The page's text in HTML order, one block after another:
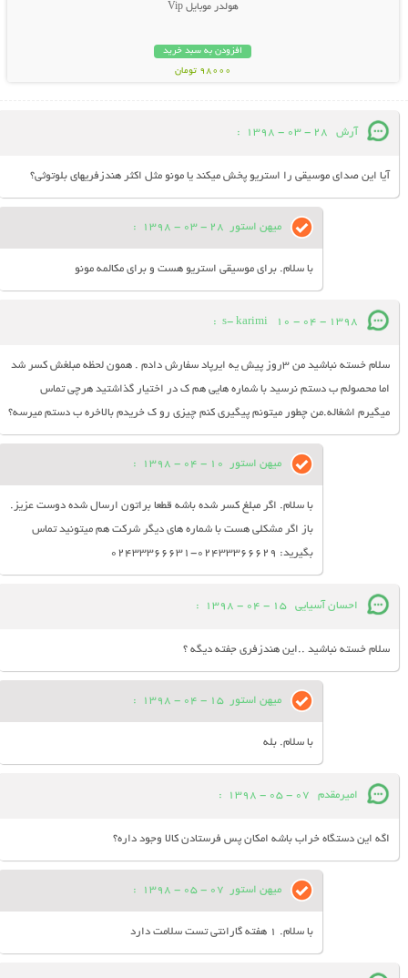
هولدر موبایل Vip
افزودن به سبد خرید
98000 تومان
آرش 28 - 03 - 1398
:
آیا این صدای موسیقی را استریو پخش میکند یا مونو مثل اکثر هندزفریهای بلوتوثی؟
میهن استور 28 - 03 - 1398
:
با سلام. برای موسیقی استریو هست و برای مکالمه مونو
s- karimi 10 - 04 - 1398
:
سلام خسته نباشید من ۳روز پیش یه ایرپاد سفارش دادم . همون لحظه مبلغش کسر شد
اما محصولم ب دستم نرسید با شماره هایی هم ک در اختیار گذاشتید هرچی تماس
میگیرم اشغاله.من چطور میتونم پیگیری کنم چیزی رو ک خریدم بالاخره ب دستم میرسه؟
میهن استور 10 - 04 - 1398
:
با سلام. اگر مبلغ کسر شده باشه قطعا براتون ارسال شده دوست عزیز.
باز اگر مشکلی هست با شماره های دیگر شرکت هم میتونید تماس
بگیرید: 02433366629-02433366631
احسان آسیایی 15 - 04 - 1398
:
سلام خسته نباشید ..این هندزفری جفته دیگه ؟
میهن استور 15 - 04 - 1398
:
با سلام. بله
امیرمقدم 07 - 05 - 1398
:
اگه این دستگاه خراب باشه امکان پس فرستادن کالا وجود داره؟
میهن استور 07 - 05 - 1398
:
با سلام. 1 هفته گارانتی تست سلامت دارد